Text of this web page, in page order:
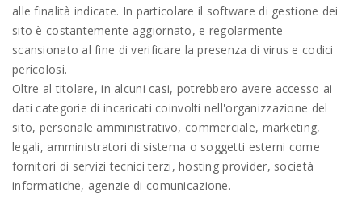
alle finalità indicate. In particolare il software di gestione dei
sito è costantemente aggiornato, e regolarmente
scansionato al fine di verificare la presenza di virus e codici
pericolosi.
Oltre al titolare, in alcuni casi, potrebbero avere accesso ai
dati categorie di incaricati coinvolti nell'organizzazione del
sito, personale amministrativo, commerciale, marketing,
legali, amministratori di sistema o soggetti esterni come
fornitori di servizi tecnici terzi, hosting provider, società
informatiche, agenzie di comunicazione.